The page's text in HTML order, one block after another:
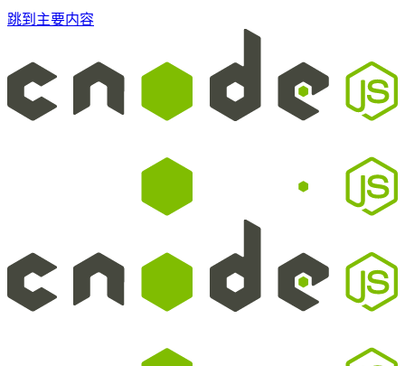
跳到主要内容